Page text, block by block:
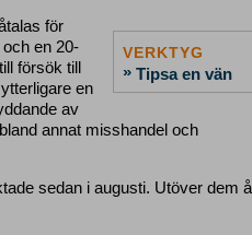
VERKTYG
» Tipsa en vän
för
en 20-
försök till
en
av
annat misshandel och
sedan i augusti. Utöver dem